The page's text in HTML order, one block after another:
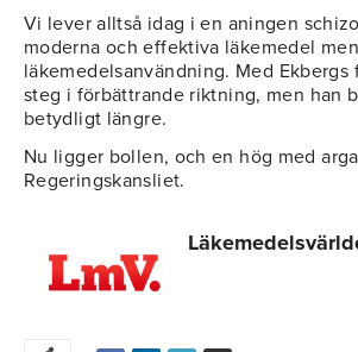
Vi lever alltså idag i en aningen
moderna och effektiva läkemedel
läkemedelsanvändning. Med Ekbergs
steg i förbättrande riktning, men han
betydligt längre.
Nu ligger bollen, och en hög med
Regeringskansliet.